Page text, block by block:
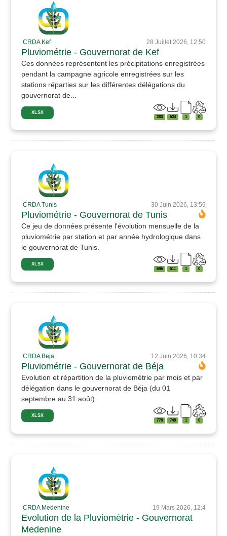
CRDA Kef 28 Juillet 2026, 12:50
Pluviométrie - Gouvernorat de Kef
Ces données représentent les précipitations enregistrées
pendant la campagne agricole enregistrées sur les
stations réparties sur les différentes délégations du
gouvernorat de...
XLSX
283 634 1 0
CRDA Tunis 30 Juin 2026, 13:59
Pluviométrie - Gouvernorat de Tunis
Ce jeu de données présente l'évolution mensuelle de la
pluviométrie par station et par année hydrologique dans
le gouvernorat de Tunis.
XLSX
696 511 1 0
CRDA Beja 12 Juin 2026, 10:34
Pluviométrie - Gouvernorat de Béja
Evolution et répartition de la pluviométrie par mois et par
délégation dans le gouvernorat de Béja (du 01
septembre au 31 août).
XLSX
778 748 1 0
CRDA Medenine 19 Mars 2026, 12:4
Evolution de la Pluviométrie - Gouvernorat
Medenine